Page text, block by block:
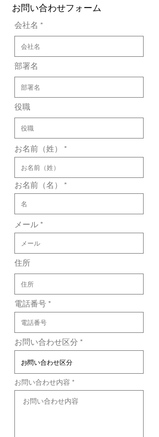
​お問い合わせフォーム
会社名
部署名
役職
お名前（姓）
お名前（名）
メール
住所
電話番号
お問い合わせ区分
お問い合わせ内容